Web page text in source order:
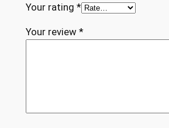
Your rating *
Your review *